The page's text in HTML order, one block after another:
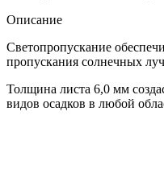
Описание
Светопропускание
пропускания солнечных
Толщина листа 6,0 мм
видов осадков в любой